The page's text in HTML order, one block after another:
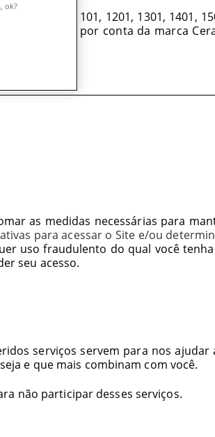
Salas 501, 1101, 1201, 1301, 1401,
em nome e por conta da marca
as medidas necessárias para
para acessar o Site e/ou
uso fraudulento do qual você
seu acesso.
serviços servem para nos ajudar
e que mais combinam com você.
não participar desses serviços.
ok?